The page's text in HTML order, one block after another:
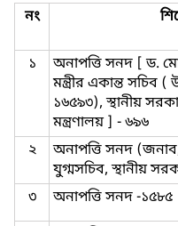
নং
১
অনাপত্তি সনদ [ ড.
মন্ত্রীর একান্ত সচিব
১৬৫৯৩), স্থানীয়
মন্ত্রণালয় ] - ৬৯৬
২
অনাপত্তি সনদ
যুগ্মসচিব, স্থানীয়
৩
অনাপত্তি সনদ -১৫৮৫